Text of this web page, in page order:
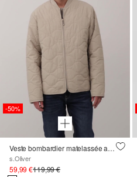
-50%
Veste bombardier matelassée avec doublure légère
s.Oliver
59,99 €119,99 €